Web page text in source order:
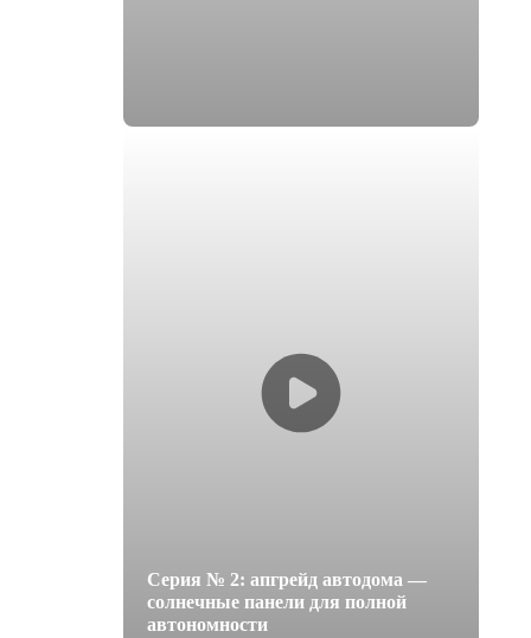
Серия № 2: апгрейд автодома —
солнечные панели для полной
автономности